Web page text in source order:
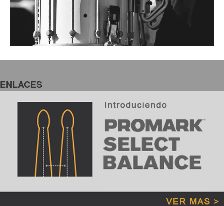
ENLACES